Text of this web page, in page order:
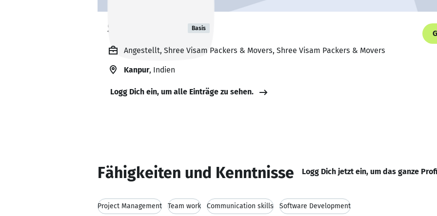
Shree Visam Basis
Angestellt, Shree Visam Packers & Movers, Shree Visam Packers & Movers
Kanpur, Indien
Logg Dich ein, um alle Einträge zu sehen.
Fähigkeiten und Kenntnisse Logg Dich jetzt ein, um das ganze
Project Management Team work Communication skills Software Development